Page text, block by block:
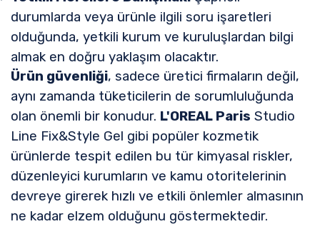
durumlarda veya ürünle ilgili soru işaretleri
olduğunda, yetkili kurum ve kuruluşlardan bilgi
almak en doğru yaklaşım olacaktır.
Ürün güvenliği, sadece üretici firmaların değil,
aynı zamanda tüketicilerin de sorumluluğunda
olan önemli bir konudur. L'OREAL Paris Studio
Line Fix&Style Gel gibi popüler kozmetik
ürünlerde tespit edilen bu tür kimyasal riskler,
düzenleyici kurumların ve kamu otoritelerinin
devreye girerek hızlı ve etkili önlemler almasının
ne kadar elzem olduğunu göstermektedir.